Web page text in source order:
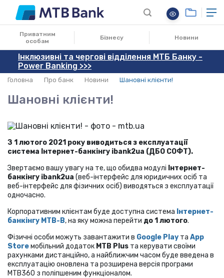
Приватним
особам
Бізнесу Новини
Інклюзивні та чергові відділення МТБ Банку -
Power Banking >>>
Головна Про банк Новини Шановні клієнти!
Шановні клієнти!
27.01.2021
З 1 лютого 2021 року виводиться з експлуатації
система Інтернет-банкінгу ibank2ua (ДБО СОФТ).
Звертаємо вашу увагу на те, що обидва модулі Інтернет-
банкінгу ibank2ua (веб-інтерфейс для юридичних осіб та
веб-інтерфейс для фізичних осіб) виводяться з експлуатації
одночасно.
Корпоративним клієнтам буде доступна система Інтернет-
банкінгу MTB-B, на яку можна перейти до 1 лютого.
Фізичні особи можуть завантажити в Google Play та App
Storeмобільний додаток MTB Рlus та керувати своїми
рахунками дистанційно, а найближчим часом буде введена в
експлуатацію оновлена ​​та розширена версія програми
MTB360 з поліпшеним функціоналом.